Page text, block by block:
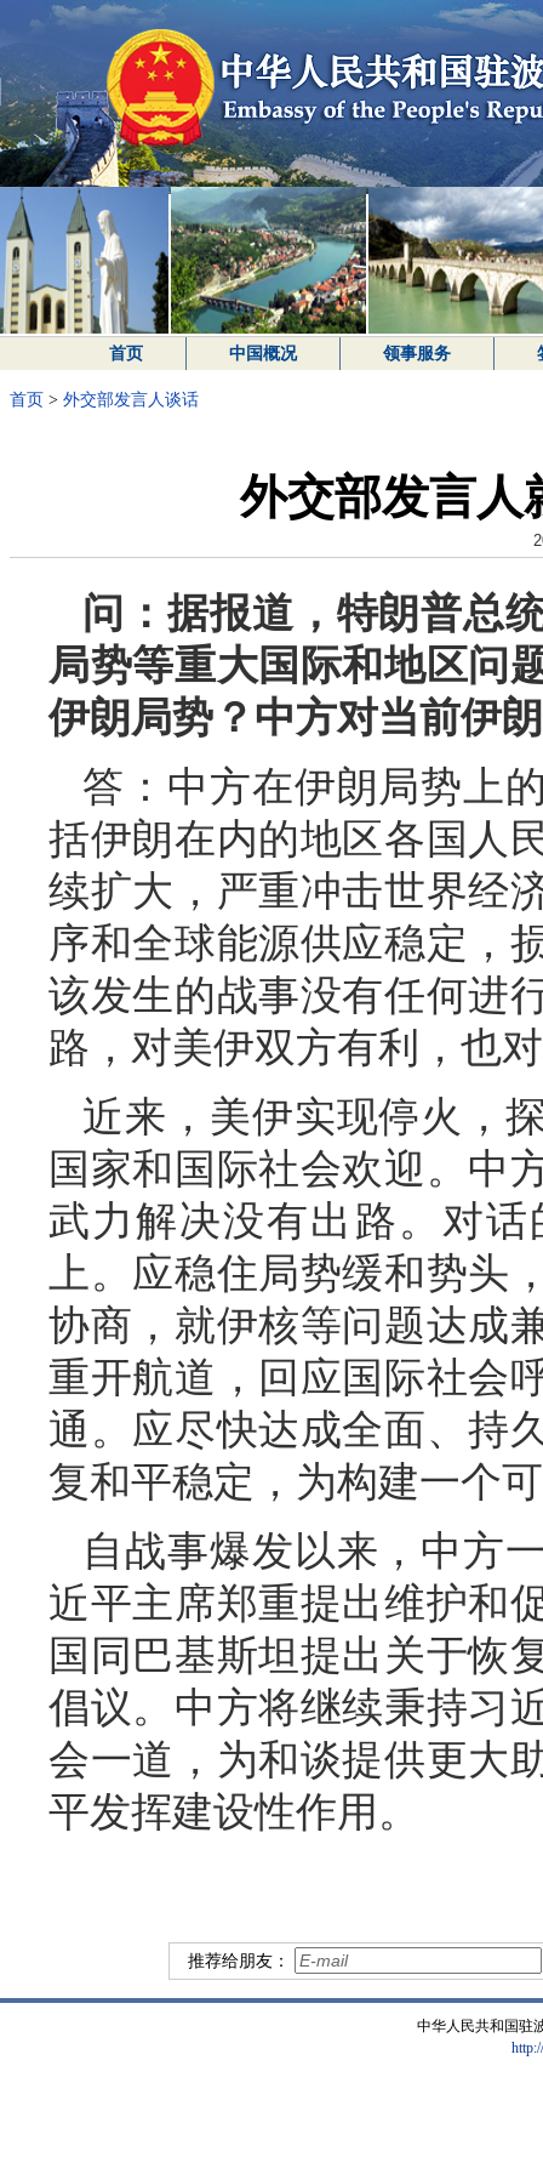
首页 中国概况 领事服务
首页 > 外交部发言人谈话
外交部发言人
问：据报道，特朗普总
局势等重大国际和地区问
伊朗局势？中方对当前伊
答：中方在伊朗局势上
括伊朗在内的地区各国人
续扩大，严重冲击世界经
序和全球能源供应稳定，
该发生的战事没有任何进
路，对美伊双方有利，也
近来，美伊实现停火，
国家和国际社会欢迎。中
武力解决没有出路。对
上。应稳住局势缓和势头
协商，就伊核等问题达成
重开航道，回应国际社会
通。应尽快达成全面、持
复和平稳定，为构建一个
自战事爆发以来，中方
近平主席郑重提出维护和
国同巴基斯坦提出关于恢
倡议。中方将继续秉持习
会一道，为和谈提供更大
平发挥建设性作用。
推荐给朋友：
中华人民共和国驻